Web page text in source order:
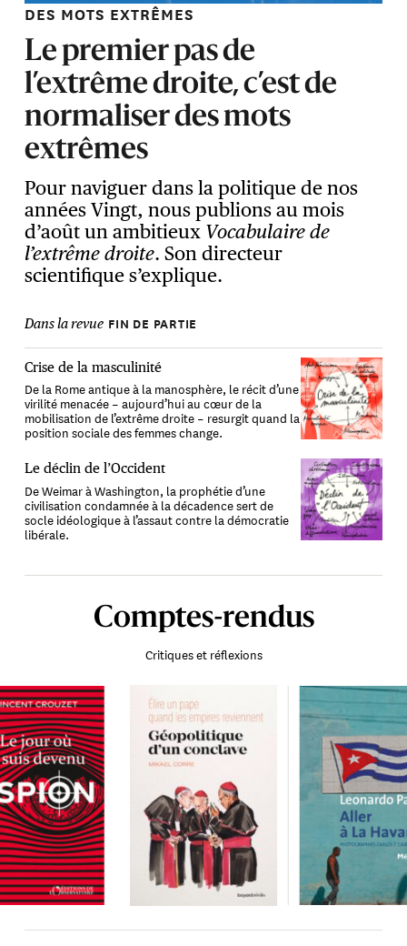
DES MOTS EXTRÊMES
Le premier pas de
l’extrême droite, c’est de
normaliser des mots
extrêmes
Pour naviguer dans la politique de nos
années Vingt, nous publions au mois
d’août un ambitieux Vocabulaire de
l’extrême droite. Son directeur
scientifique s’explique.
Dans la revue FIN DE PARTIE
Crise de la masculinité
De la Rome antique à la manosphère, le récit d’une
virilité menacée – aujourd’hui au cœur de la
mobilisation de l’extrême droite – resurgit quand la
position sociale des femmes change.
Le déclin de l’Occident
De Weimar à Washington, la prophétie d’une
civilisation condamnée à la décadence sert de
socle idéologique à l’assaut contre la démocratie
libérale.
Comptes-rendus
Critiques et réflexions